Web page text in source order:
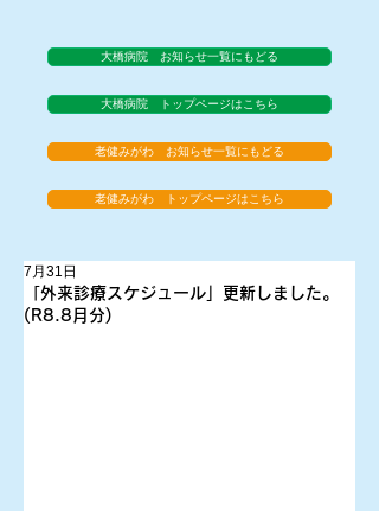
大橋病院 お知らせ一覧にもどる
大橋病院 トップページはこちら
老健みがわ お知らせ一覧にもどる
老健みがわ トップページはこちら
「外来診療スケジュール」更新しました。
(R8.8月分)
7月31日